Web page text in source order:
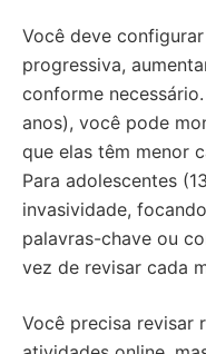
Você deve
progressiva,
conforme
anos), você pode
que elas têm menor
Para adolescentes
invasividade,
palavras-chave ou
vez de revisar cada
Você precisa revisar